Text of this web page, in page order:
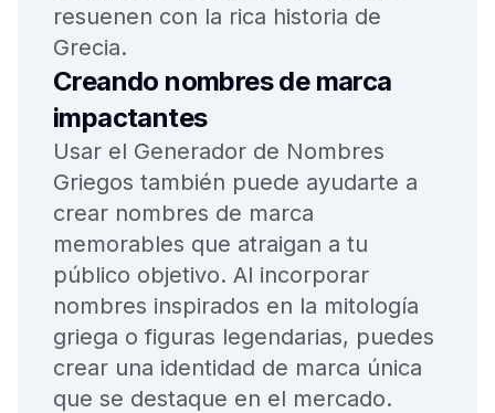
resuenen con la rica historia de
Grecia.
Creando nombres de marca
impactantes
Usar el Generador de Nombres
Griegos también puede ayudarte a
crear nombres de marca
memorables que atraigan a tu
público objetivo. Al incorporar
nombres inspirados en la mitología
griega o figuras legendarias, puedes
crear una identidad de marca única
que se destaque en el mercado.